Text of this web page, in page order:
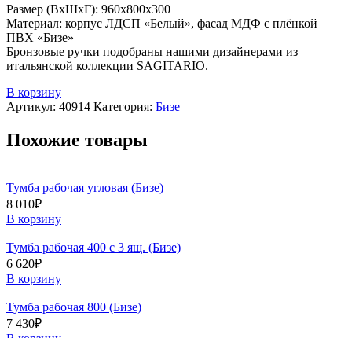
Размер (ВхШхГ): 960х800х300
Материал: корпус ЛДСП «Белый», фасад МДФ с плёнкой
ПВХ «Бизе»
Бронзовые ручки подобраны нашими дизайнерами из
итальянской коллекции SAGITARIO.
В корзину
Артикул: 40914 Категория: Бизе
Похожие товары
Тумба рабочая угловая (Бизе)
8 010₽
В корзину
Тумба рабочая 400 с 3 ящ. (Бизе)
6 620₽
В корзину
Тумба рабочая 800 (Бизе)
7 430₽